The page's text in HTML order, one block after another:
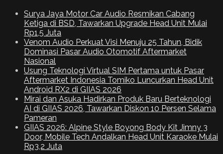
Surya Jaya Motor Car Audio Resmikan Cabang
Ketiga di BSD, Tawarkan Upgrade Head Unit Mulai
Rp1,5 Juta
Venom Audio Perkuat Visi Menuju 25 Tahun, Bidik
Dominasi Pasar Audio Otomotif Aftermarket
Nasional
Usung Teknologi Virtual SIM Pertama untuk Pasar
Aftermarket Indonesia Tomiko Luncurkan Head Unit
Android RX2 di GIIAS 2026
Mirai dan Asuka Hadirkan Produk Baru Berteknologi
AI di GIIAS 2026, Tawarkan Diskon 10 Persen Selama
Pameran
GIIAS 2026: Alpine Style Boyong Body Kit Jimny 3
Door, Mobile Tech Andalkan Head Unit Karaoke Mulai
Rp3,2 Juta